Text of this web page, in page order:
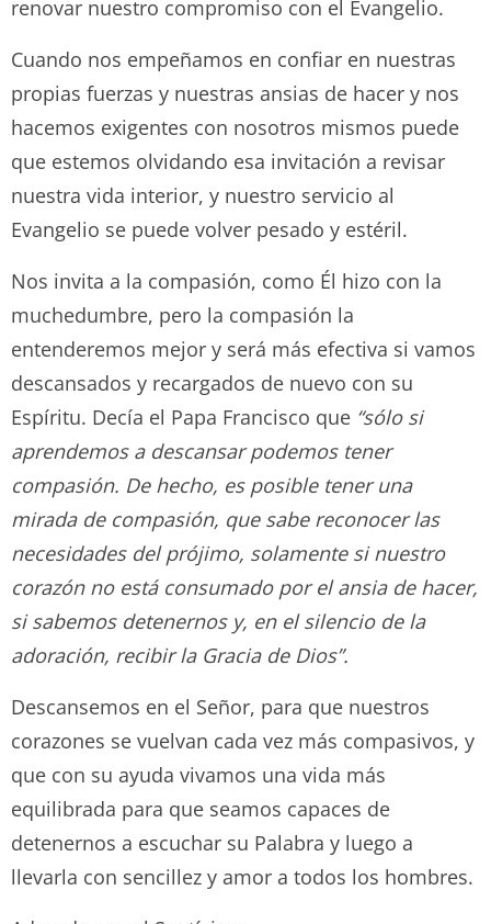
renovar nuestro compromiso con el Evangelio.
Cuando nos empeñamos en confiar en nuestras
propias fuerzas y nuestras ansias de hacer y nos
hacemos exigentes con nosotros mismos puede
que estemos olvidando esa invitación a revisar
nuestra vida interior, y nuestro servicio al
Evangelio se puede volver pesado y estéril.
Nos invita a la compasión, como Él hizo con la
muchedumbre, pero la compasión la
entenderemos mejor y será más efectiva si vamos
descansados y recargados de nuevo con su
Espíritu. Decía el Papa Francisco que “sólo si
aprendemos a descansar podemos tener
compasión. De hecho, es posible tener una
mirada de compasión, que sabe reconocer las
necesidades del prójimo, solamente si nuestro
corazón no está consumado por el ansia de hacer,
si sabemos detenernos y, en el silencio de la
adoración, recibir la Gracia de Dios”.
Descansemos en el Señor, para que nuestros
corazones se vuelvan cada vez más compasivos, y
que con su ayuda vivamos una vida más
equilibrada para que seamos capaces de
detenernos a escuchar su Palabra y luego a
llevarla con sencillez y amor a todos los hombres.